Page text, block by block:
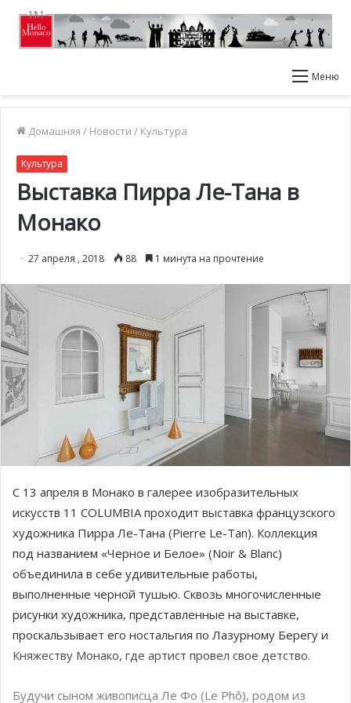
Меню
Домашняя / Новости / Культура
Культура
Выставка Пирра Ле-Тана в
Монако
27 апреля , 2018 88 1 минута на прочтение
С 13 апреля в Монако в галерее изобразительных
искусств 11 COLUMBIA проходит выставка французского
художника Пирра Ле-Тана (Pierre Le-Tan). Коллекция
под названием «Черное и Белое» (Noir & Blanc)
объединила в себе удивительные работы,
выполненные черной тушью. Сквозь многочисленные
рисунки художника, представленные на выставке,
проскальзывает его ностальгия по Лазурному Берегу и
Княжеству Монако, где артист провел свое детство.
Будучи сыном живописца Ле Фо (Le Phô), родом из